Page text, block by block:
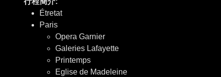
Étretat
Paris
Opera Garnier
Galeries Lafayette
Printemps
Eglise de Madeleine